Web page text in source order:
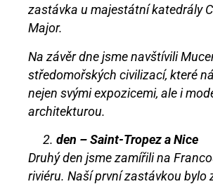
zastávka u majestátní katedrály
Major.
Na závěr dne jsme navštívili
středomořských civilizací, které
nejen svými expozicemi, ale i
architekturou.
den – Saint-Tropez a Nice
Druhý den jsme zamířili na
riviéru. Naší první zastávkou bylo